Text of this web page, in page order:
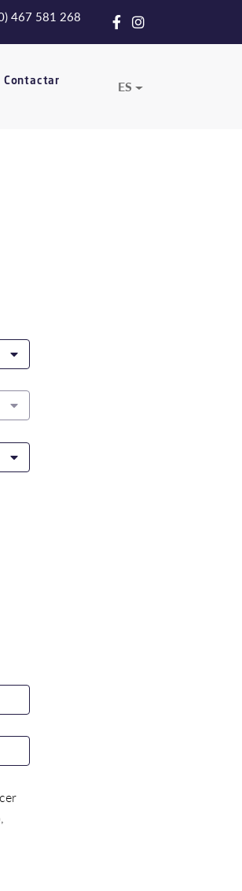
467 581 268
Contactar ES